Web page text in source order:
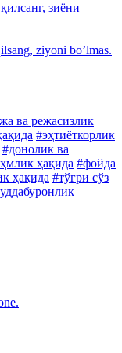
зиёни
ziyoni boʼlmas.
ва режасизлик
#эҳтиёткорлик
#донолик ва
ҳақида #фойда
ҳақида #тўғри сўз